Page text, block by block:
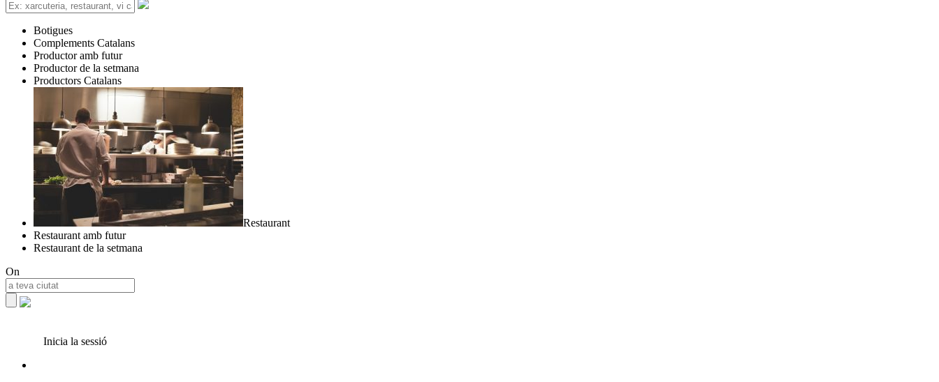
Botigues
Complements Catalans
Productor amb futur
Productor de la setmana
Productors Catalans
Restaurant
Restaurant amb futur
Restaurant de la setmana
On
Inicia la sessió